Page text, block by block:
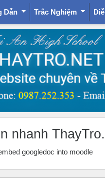
Dẫn Trắc Nghiệm
nhanh
googledoc into moodle